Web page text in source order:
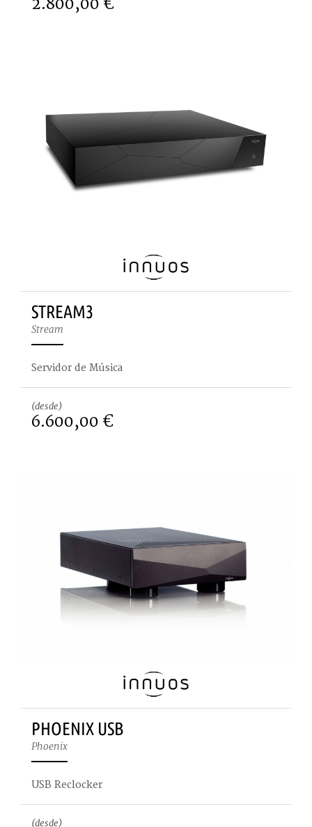
2.800,00 €
STREAM3
Stream
Servidor de Música
(desde)
6.600,00 €
PHOENIX USB
Phoenix
USB Reclocker
(desde)